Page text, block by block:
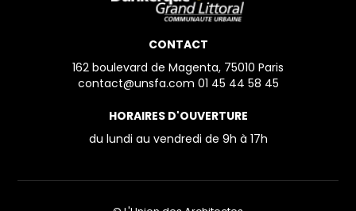
CONTACT
162 boulevard de Magenta, 75010 Paris
contact@unsfa.com 01 45 44 58 45
HORAIRES D'OUVERTURE
du lundi au vendredi de 9h à 17h